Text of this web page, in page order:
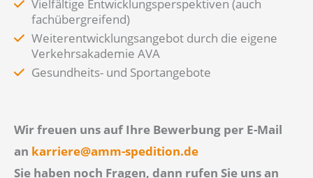
Vielfältige Entwicklungsperspektiven (auch
fachübergreifend)
Weiterentwicklungsangebot durch die eigene
Verkehrsakademie AVA
Gesundheits- und Sportangebote
Wir freuen uns auf Ihre Bewerbung per E-Mail
an karriere@amm-spedition.de
Sie haben noch Fragen, dann rufen Sie uns an